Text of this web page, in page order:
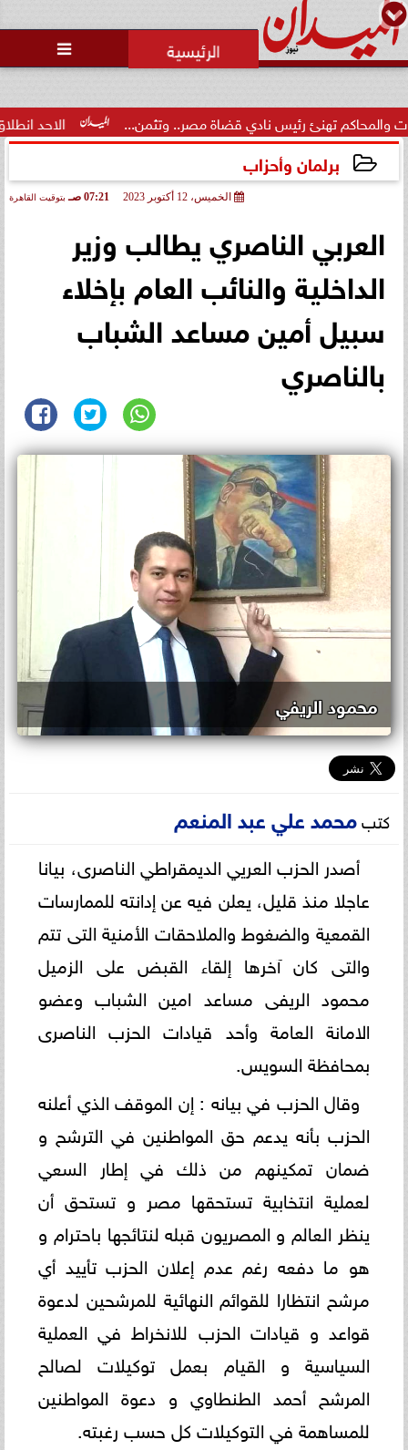

الاحد انطلاق  المرحلة تهنئ رئيس نادي قضاة مصر.. وتثمن...
برلمان وأحزاب
الخميس، 12 أكتوبر 2023 07:21 صـ بتوقيت القاهرة
العربي الناصري يطالب وزير
الداخلية والنائب العام بإخلاء
سبيل أمين مساعد الشباب
بالناصري
محمود الريفي
كتبمحمد علي عبد المنعم
أصدر الحزب العريي الديمقراطي الناصرى، بيانا
عاجلا منذ قليل، يعلن فيه عن إدانته للممارسات
القمعية والضغوط والملاحقات الأمنية التى تتم
والتى كان آخرها إلقاء القبض على الزميل
محمود الريفى مساعد امين الشباب وعضو
الامانة العامة وأحد قيادات الحزب الناصرى
بمحافظة السويس.
وقال الحزب في بيانه : إن الموقف الذي أعلنه
الحزب بأنه يدعم حق المواطنين في الترشح و
ضمان تمكينهم من ذلك في إطار السعي
لعملية انتخابية تستحقها مصر و تستحق أن
ينظر العالم و المصريون قبله لنتائجها باحترام و
هو ما دفعه رغم عدم إعلان الحزب تأييد أي
مرشح انتظارا للقوائم النهائية للمرشحين لدعوة
قواعد و قيادات الحزب للانخراط في العملية
السياسية و القيام بعمل توكيلات لصالح
المرشح أحمد الطنطاوي و دعوة المواطنين
للمساهمة في التوكيلات كل حسب رغبته.